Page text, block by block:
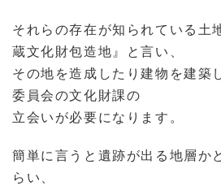
それらの存在が知られている土
蔵文化財包造地』と言い、
その地を造成したり建物を建築
委員会の文化財課の
立会いが必要になります。
簡単に言うと遺跡が出る地層か
らい、